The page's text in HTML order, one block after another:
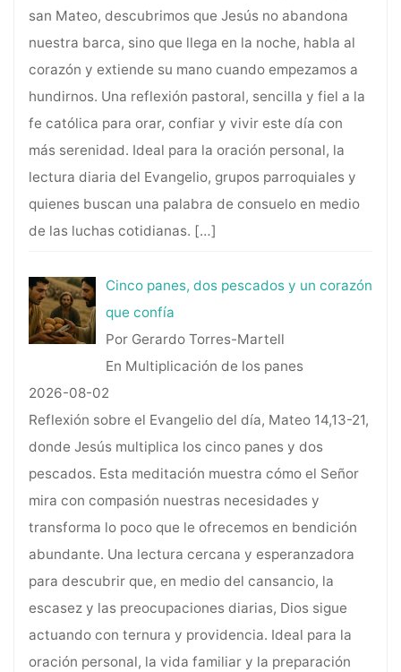
san Mateo, descubrimos que Jesús no abandona
nuestra barca, sino que llega en la noche, habla al
corazón y extiende su mano cuando empezamos a
hundirnos. Una reflexión pastoral, sencilla y fiel a la
fe católica para orar, confiar y vivir este día con
más serenidad. Ideal para la oración personal, la
lectura diaria del Evangelio, grupos parroquiales y
quienes buscan una palabra de consuelo en medio
de las luchas cotidianas. […]
Cinco panes, dos pescados y un corazón
que confía
Por Gerardo Torres-Martell
En Multiplicación de los panes
2026-08-02
Reflexión sobre el Evangelio del día, Mateo 14,13-21,
donde Jesús multiplica los cinco panes y dos
pescados. Esta meditación muestra cómo el Señor
mira con compasión nuestras necesidades y
transforma lo poco que le ofrecemos en bendición
abundante. Una lectura cercana y esperanzadora
para descubrir que, en medio del cansancio, la
escasez y las preocupaciones diarias, Dios sigue
actuando con ternura y providencia. Ideal para la
oración personal, la vida familiar y la preparación